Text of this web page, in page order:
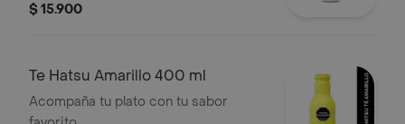
$ 15.900
Te Hatsu Amarillo 400 ml
Acompaña tu plato con tu sabor